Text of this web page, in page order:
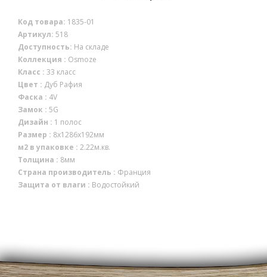
Код товара: 1835-01
Артикул: 518
Доступность: На складе
Коллекция : Osmoze
Класс : 33 класс
Цвет : Дуб Рафия
Фаска : 4V
Замок : 5G
Дизайн : 1 полос
Размер : 8x1286x192мм
м2 в упаковке : 2.22м.кв.
Толщина : 8мм
Страна производитель : Франция
Защита от влаги : Водостойкий